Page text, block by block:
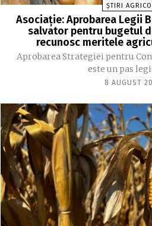
ȘTIRI
Asociație: Aprobarea Legii
salvator pentru bugetul
recunosc meritele
Aprobarea Strategiei pentru
este un pas
8 AUGUST